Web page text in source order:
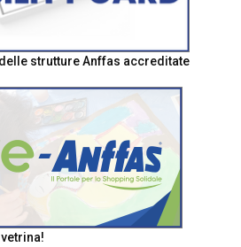
strutture Anffas accreditate